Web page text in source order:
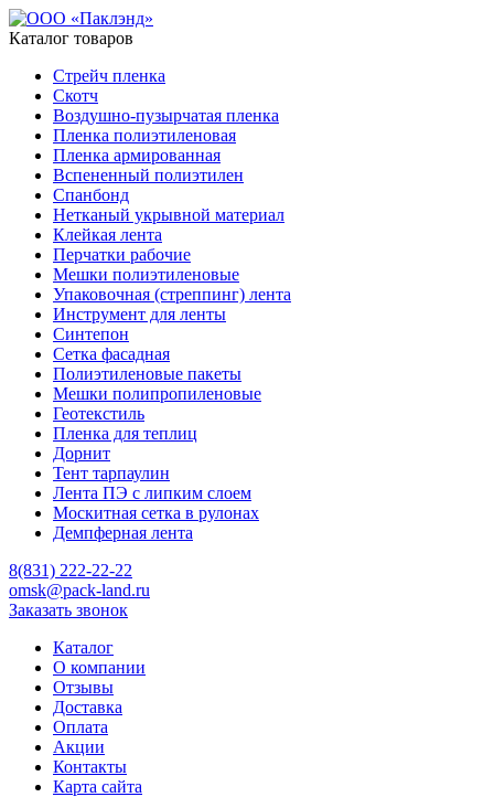
Каталог товаров
Стрейч пленка
Скотч
Воздушно-пузырчатая пленка
Пленка полиэтиленовая
Пленка армированная
Вспененный полиэтилен
Спанбонд
Нетканый укрывной материал
Клейкая лента
Перчатки рабочие
Мешки полиэтиленовые
Упаковочная (стреппинг) лента
Инструмент для ленты
Синтепон
Сетка фасадная
Полиэтиленовые пакеты
Мешки полипропиленовые
Геотекстиль
Пленка для теплиц
Дорнит
Тент тарпаулин
Лента ПЭ с липким слоем
Москитная сетка в рулонах
Демпферная лента
8(831) 222-22-22
omsk@pack-land.ru
Заказать звонок
Каталог
О компании
Отзывы
Доставка
Оплата
Акции
Контакты
Карта сайта